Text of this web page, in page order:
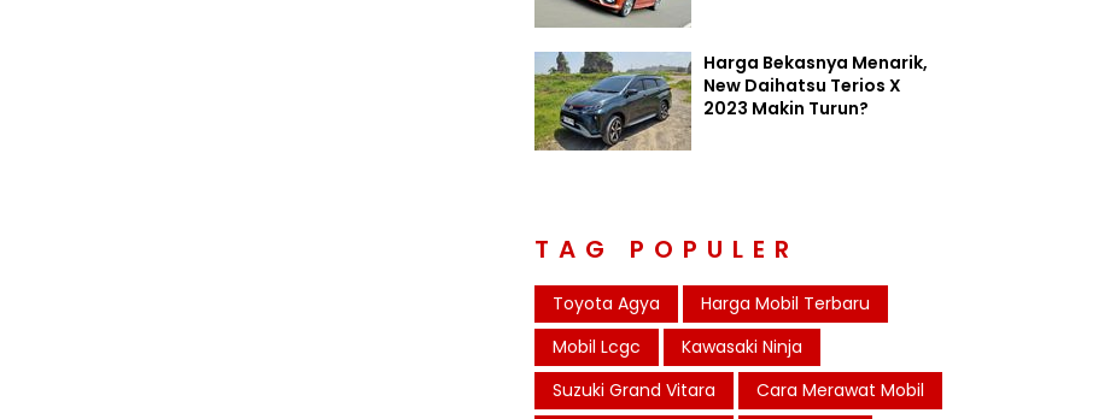
Harga Bekasnya Menarik,
New Daihatsu Terios X
2023 Makin Turun?
TAG POPULER
Toyota Agya
Harga Mobil Terbaru
Mobil Lcgc
Kawasaki Ninja
Suzuki Grand Vitara
Cara Merawat Mobil